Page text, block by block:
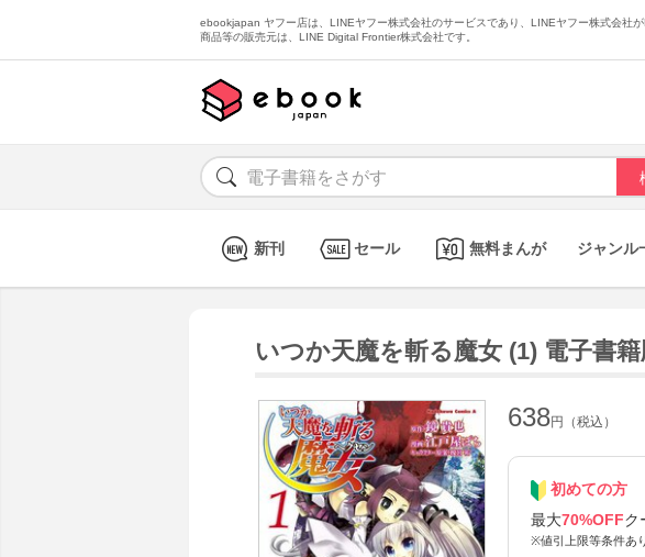
ebookjapan ヤフー店は、LINEヤフー株式会社のサービスであり、LINEヤフー株式会社
商品等の販売元は、LINE Digital Frontier株式会社です。
新刊 セール 無料まんが ジャンル
いつか天魔を斬る魔女 (1) 電子書籍
638円（税込）
初めての方
最大70%OFFク
※値引上限等条件あ